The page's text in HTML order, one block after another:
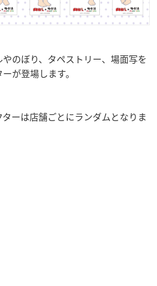
のぼり、タペストリー、場面写を
が登場します。
ーは店舗ごとにランダムとなりま